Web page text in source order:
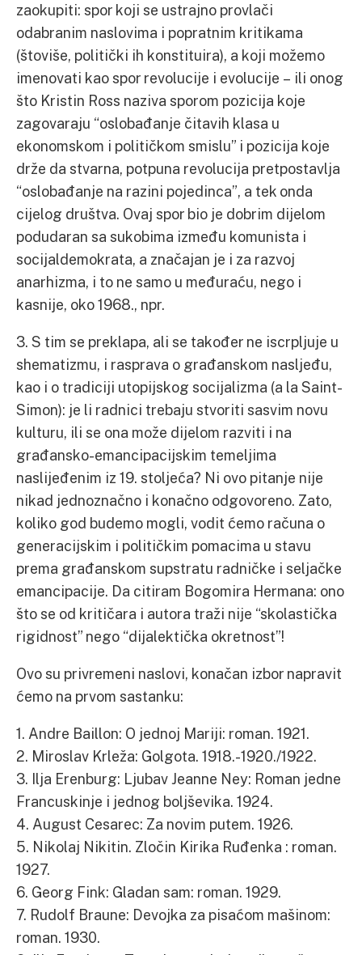
zaokupiti: spor koji se ustrajno provlači
odabranim naslovima i popratnim kritikama
(štoviše, politički ih konstituira), a koji možemo
imenovati kao spor revolucije i evolucije – ili onog
što Kristin Ross naziva sporom pozicija koje
zagovaraju “oslobađanje čitavih klasa u
ekonomskom i političkom smislu” i pozicija koje
drže da stvarna, potpuna revolucija pretpostavlja
“oslobađanje na razini pojedinca”, a tek onda
cijelog društva. Ovaj spor bio je dobrim dijelom
podudaran sa sukobima između komunista i
socijaldemokrata, a značajan je i za razvoj
anarhizma, i to ne samo u međuraću, nego i
kasnije, oko 1968., npr.
3. S tim se preklapa, ali se također ne iscrpljuje u
shematizmu, i rasprava o građanskom nasljeđu,
kao i o tradiciji utopijskog socijalizma (a la Saint-
Simon): je li radnici trebaju stvoriti sasvim novu
kulturu, ili se ona može dijelom razviti i na
građansko-emancipacijskim temeljima
naslijeđenim iz 19. stoljeća? Ni ovo pitanje nije
nikad jednoznačno i konačno odgovoreno. Zato,
koliko god budemo mogli, vodit ćemo računa o
generacijskim i političkim pomacima u stavu
prema građanskom supstratu radničke i seljačke
emancipacije. Da citiram Bogomira Hermana: ono
što se od kritičara i autora traži nije “skolastička
rigidnost” nego “dijalektička okretnost”!
Ovo su privremeni naslovi, konačan izbor napravit
ćemo na prvom sastanku:
1. Andre Baillon: O jednoj Mariji: roman. 1921.
2. Miroslav Krleža: Golgota. 1918.-1920./1922.
3. Ilja Erenburg: Ljubav Jeanne Ney: Roman jedne
Francuskinje i jednog boljševika. 1924.
4. August Cesarec: Za novim putem. 1926.
5. Nikolaj Nikitin. Zločin Kirika Ruđenka : roman.
1927.
6. Georg Fink: Gladan sam: roman. 1929.
7. Rudolf Braune: Devojka za pisaćom mašinom:
roman. 1930.